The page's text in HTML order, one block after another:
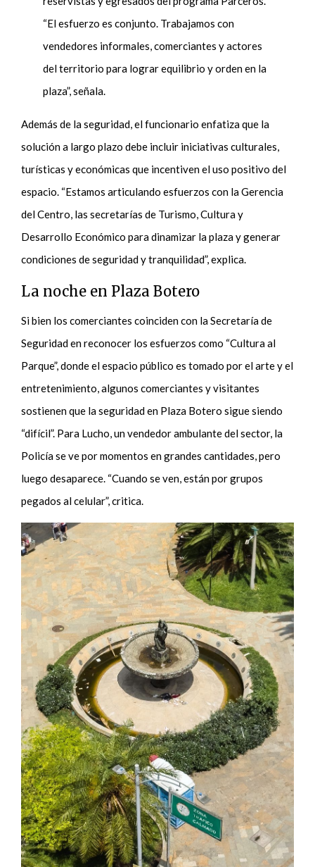
“El esfuerzo es conjunto. Trabajamos con
vendedores informales, comerciantes y actores
del territorio para lograr equilibrio y orden en la
plaza”, señala.
Además de la seguridad, el funcionario enfatiza que la
solución a largo plazo debe incluir iniciativas culturales,
turísticas y económicas que incentiven el uso positivo del
espacio. “Estamos articulando esfuerzos con la Gerencia
del Centro, las secretarías de Turismo, Cultura y
Desarrollo Económico para dinamizar la plaza y generar
condiciones de seguridad y tranquilidad”, explica.
La noche en Plaza Botero
Si bien los comerciantes coinciden con la Secretaría de
Seguridad en reconocer los esfuerzos como “Cultura al
Parque”, donde el espacio público es tomado por el arte y el
entretenimiento, algunos comerciantes y visitantes
sostienen que la seguridad en Plaza Botero sigue siendo
“difícil”. Para Lucho, un vendedor ambulante del sector, la
Policía se ve por momentos en grandes cantidades, pero
luego desaparece. “Cuando se ven, están por grupos
pegados al celular”, critica.